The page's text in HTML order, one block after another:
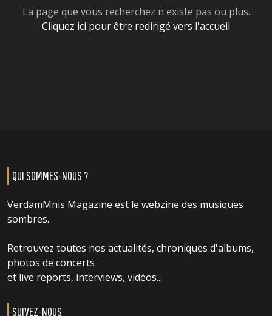
La page que vous recherchez n'existe pas ou plus.
Cliquez ici pour être redirigé vers l'accueil
QUI SOMMES-NOUS ?
VerdamMnis Magazine est le webzine des musiques
sombres.
Retrouvez toutes nos actualités, chroniques d'albums,
photos de concerts
et live reports, interviews, vidéos...
SUIVEZ-NOUS